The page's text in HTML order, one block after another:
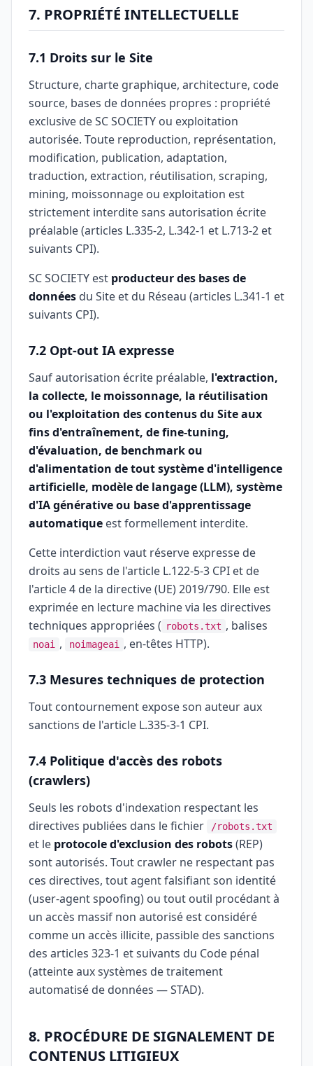
7. PROPRIÉTÉ INTELLECTUELLE
7.1 Droits sur le Site
Structure, charte graphique, architecture, code
source, bases de données propres : propriété
exclusive de SC SOCIETY ou exploitation
autorisée. Toute reproduction, représentation,
modification, publication, adaptation,
traduction, extraction, réutilisation, scraping,
mining, moissonnage ou exploitation est
strictement interdite sans autorisation écrite
préalable (articles L.335-2, L.342-1 et L.713-2 et
suivants CPI).
SC SOCIETY est producteur des bases de
données du Site et du Réseau (articles L.341-1 et
suivants CPI).
7.2 Opt-out IA expresse
Sauf autorisation écrite préalable, l'extraction,
la collecte, le moissonnage, la réutilisation
ou l'exploitation des contenus du Site aux
fins d'entraînement, de fine-tuning,
d'évaluation, de benchmark ou
d'alimentation de tout système d'intelligence
artificielle, modèle de langage (LLM), système
d'IA générative ou base d'apprentissage
automatique est formellement interdite.
Cette interdiction vaut réserve expresse de
droits au sens de l'article L.122-5-3 CPI et de
l'article 4 de la directive (UE) 2019/790. Elle est
exprimée en lecture machine via les directives
techniques appropriées ( robots.txt , balises
noai , noimageai , en-têtes HTTP).
7.3 Mesures techniques de protection
Tout contournement expose son auteur aux
sanctions de l'article L.335-3-1 CPI.
7.4 Politique d'accès des robots
(crawlers)
Seuls les robots d'indexation respectant les
directives publiées dans le fichier
/robots.txt
et le protocole d'exclusion des robots(REP)
sont autorisés. Tout crawler ne respectant pas
ces directives, tout agent falsifiant son identité
(user-agent spoofing) ou tout outil procédant à
un accès massif non autorisé est considéré
comme un accès illicite, passible des sanctions
des articles 323-1 et suivants du Code pénal
(atteinte aux systèmes de traitement
automatisé de données — STAD).
8. PROCÉDURE DE SIGNALEMENT DE
CONTENUS LITIGIEUX